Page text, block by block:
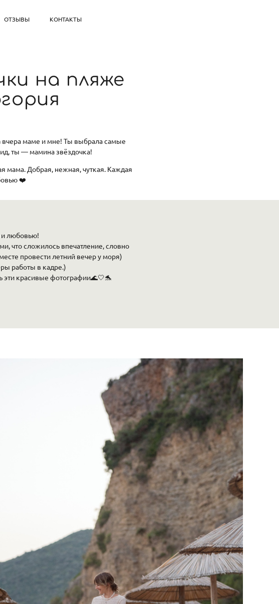
ОТЗЫВЫ КОНТАКТЫ
на пляже
вчера маме и мне! Ты выбрала самые
ты — мамина звёздочка!
мама. Добрая, нежная, чуткая. Каждая
❤️
и любовью!
что сложилось впечатление, словно
провести летний вечер у моря)
работы в кадре.)
эти красивые фотографии🌊🤍🐬